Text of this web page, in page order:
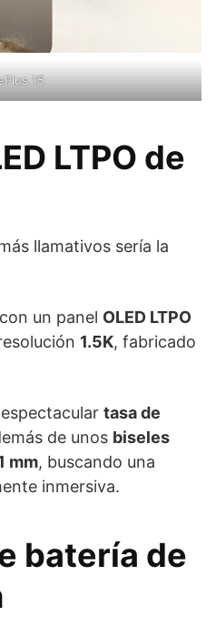
15
LTPO de
llamativos sería la
un panel OLED LTPO
1.5K, fabricado
tasa de
de unos biseles
mm, buscando una
inmersiva.
batería de